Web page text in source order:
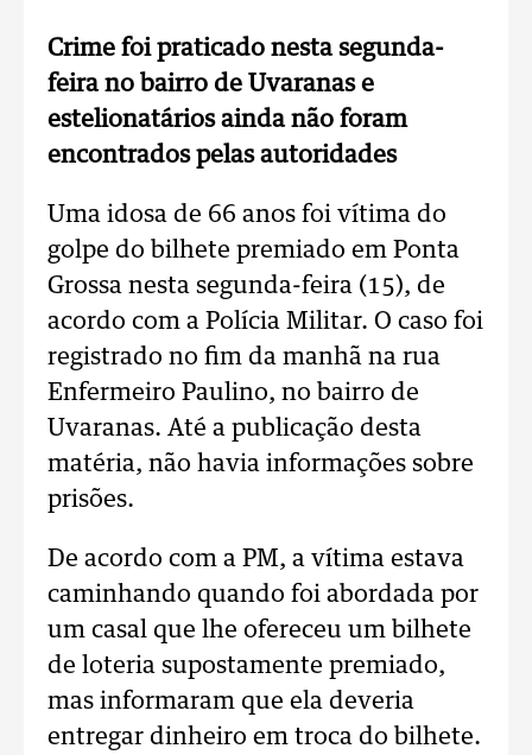
Crime foi praticado nesta segunda-
feira no bairro de Uvaranas e
estelionatários ainda não foram
encontrados pelas autoridades
Uma idosa de 66 anos foi vítima do
golpe do bilhete premiado em Ponta
Grossa nesta segunda-feira (15), de
acordo com a Polícia Militar. O caso foi
registrado no fim da manhã na rua
Enfermeiro Paulino, no bairro de
Uvaranas. Até a publicação desta
matéria, não havia informações sobre
prisões.
De acordo com a PM, a vítima estava
caminhando quando foi abordada por
um casal que lhe ofereceu um bilhete
de loteria supostamente premiado,
mas informaram que ela deveria
entregar dinheiro em troca do bilhete.